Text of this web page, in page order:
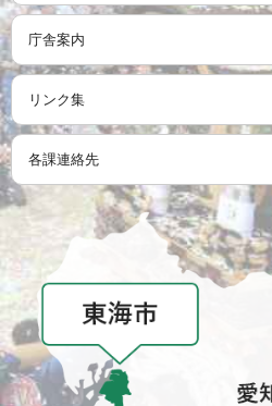
庁舎案内
リンク集
各課連絡先